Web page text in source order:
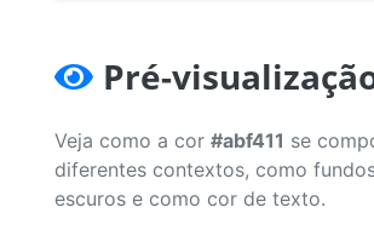
Pré-
Veja como a cor #abf411 se
diferentes contextos, como
escuros e como cor de texto.